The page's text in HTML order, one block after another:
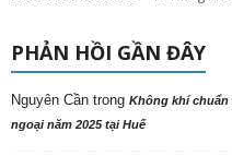
PHẢN HỒI GẦN ĐÂY
Nguyên Cần trong Không khí chuẩn
ngoại năm 2025 tại Huế